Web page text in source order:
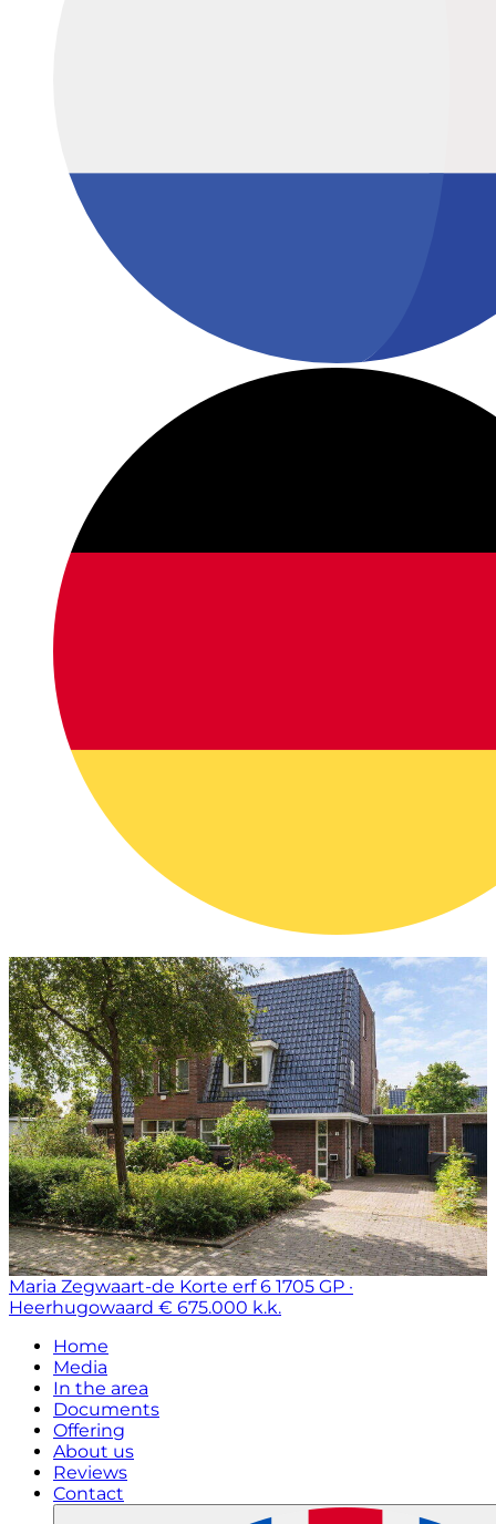
Maria Zegwaart-de Korte erf 6 1705 GP ·
Heerhugowaard € 675.000 k.k.
Home
Media
In the area
Documents
Offering
About us
Reviews
Contact